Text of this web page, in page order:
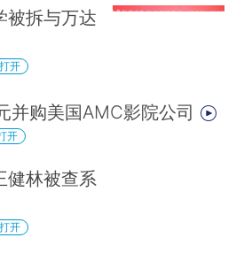
被拆与万达
开
并购美国AMC影院公司
开
健林被查系
开